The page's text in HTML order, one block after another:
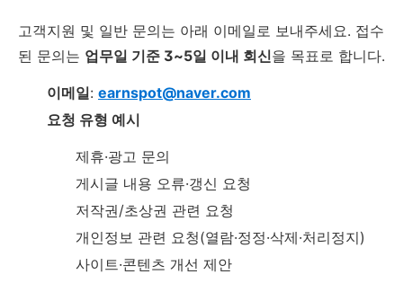
고객지원 및 일반 문의는 아래 이메일로 보내주세요. 접수
된 문의는 업무일 기준 3~5일 이내 회신을 목표로 합니다.
이메일: earnspot@naver.com
요청 유형 예시
제휴·광고 문의
게시글 내용 오류·갱신 요청
저작권/초상권 관련 요청
개인정보 관련 요청(열람·정정·삭제·처리정지)
사이트·콘텐츠 개선 제안